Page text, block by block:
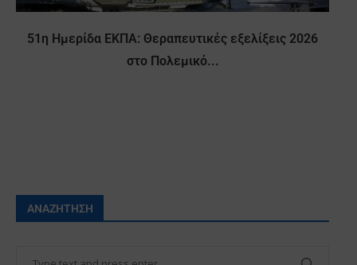
51η Ημερίδα ΕΚΠΑ: Θεραπευτικές εξελίξεις 2026
στο Πολεμικό...
ΑΝΑΖΉΤΗΣΗ